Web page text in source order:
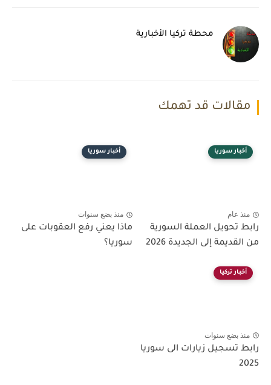
محطة تركيا الأخبارية
مقالات قد تهمك
أخبار سوريا
منذ عام
رابط تحويل العملة السورية
من القديمة إلى الجديدة 2026
أخبار سوريا
منذ بضع سنوات
ماذا يعني رفع العقوبات على
سوريا؟
أخبار تركيا
منذ بضع سنوات
رابط تسجيل زيارات الى سوريا
2025